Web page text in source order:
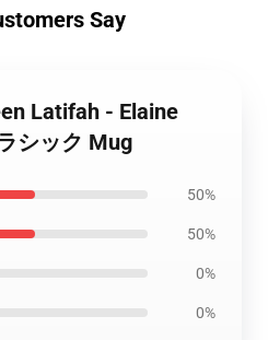
Say
Latifah - Elaine
シック Mug
50%
50%
0%
0%